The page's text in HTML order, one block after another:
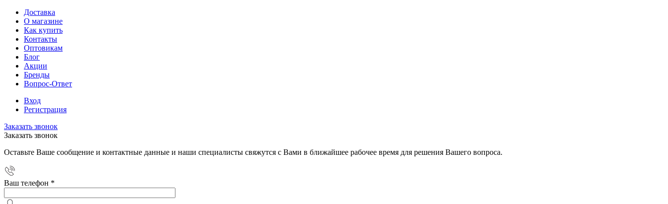
Доставка
О магазине
Как купить
Контакты
Оптовикам
Блог
Акции
Бренды
Вопрос-Ответ
Вход
Регистрация
Заказать звонок
Заказать звонок
Оставьте Ваше сообщение и контактные данные и наши специалисты свяжутся с Вами в ближайшее рабочее время для решения Вашего вопроса.
Ваш телефон *